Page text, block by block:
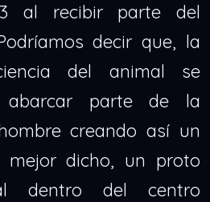
al recibir parte del
decir que, la
del animal se
abarcar parte de la
creando así un
dicho, un proto
dentro del centro